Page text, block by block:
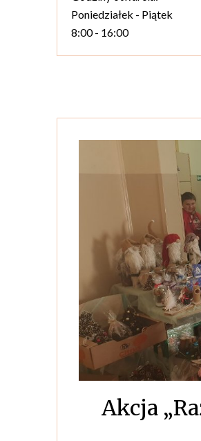
Poniedziałek - Piątek
8:00 - 16:00
Akcja